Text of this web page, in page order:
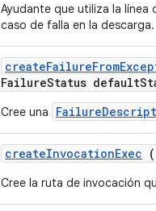
Ayudante que utiliza la línea
caso de falla en la descarga.
createFailureFrom
FailureStatus default
Cree una
createInvocationExec (
Cree la ruta de invocación